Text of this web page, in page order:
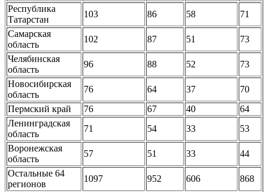
Республика
Татарстан
103 86 58
71
Самарская
область
102 87 51
73
Челябинская
область
96 88 52
73
Новосибирская
область
76 64 37
70
Пермский край
76 67 40
64
Ленинградская
область
71 54 33
53
Воронежская
область
57 51 33
44
Остальные 64
регионов
1097 952 606
868